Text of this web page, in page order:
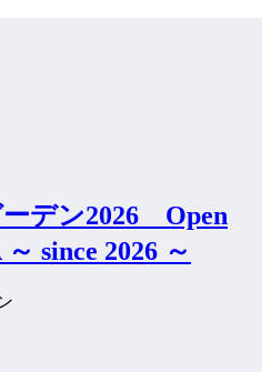
デン2026 Open
since 2026 ～